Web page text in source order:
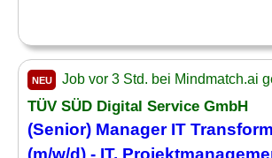
NEU Job vor 3 Std. bei Mindmatch.ai
TÜV SÜD Digital Service GmbH
(Senior) Manager IT
(m/w/d) - IT,